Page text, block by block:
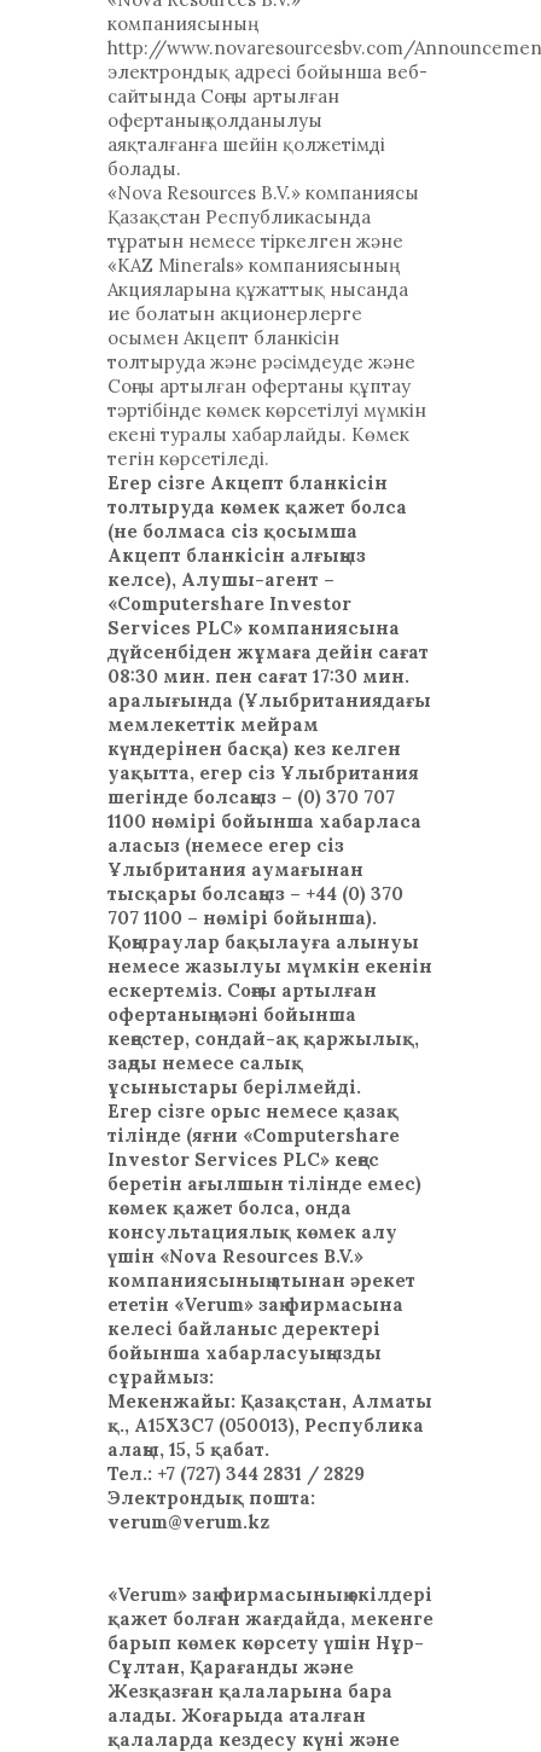
компаниясының
http://www.novaresourcesbv.com/
электрондық адресі бойынша веб-
сайтында Соңғы артылған
офертаның қолданылуы
аяқталғанға шейін қолжетімді
болады.
«Nova Resources B.V.» компаниясы
Қазақстан Республикасында
тұратын немесе тіркелген және
«KAZ Minerals» компаниясының
Акцияларына құжаттық нысанда
ие болатын акционерлерге
осымен Акцепт бланкісін
толтыруда және рәсімдеуде және
Соңғы артылған офертаны құптау
тәртібінде көмек көрсетілуі мүмкін
екені туралы хабарлайды. Көмек
тегін көрсетіледі.
Егер сізге Акцепт бланкісін
толтыруда көмек қажет болса
(не болмаса сіз қосымша
Акцепт бланкісін алғыңыз
келсе), Алушы-агент –
«Computershare Investor
Services PLC» компаниясына
дүйсенбіден жұмаға дейін сағат
08:30 мин. пен сағат 17:30 мин.
аралығында (Ұлыбританиядағы
мемлекеттік мейрам
күндерінен басқа) кез келген
уақытта, егер сіз Ұлыбритания
шегінде болсаңыз – (0) 370 707
1100 нөмірі бойынша хабарласа
аласыз (немесе егер сіз
Ұлыбритания аумағынан
тысқары болсаңыз – +44 (0) 370
707 1100 – нөмірі бойынша).
Қоңыраулар бақылауға алынуы
немесе жазылуы мүмкін екенін
ескертеміз. Соңғы артылған
офертаның мәні бойынша
кеңестер, сондай-ақ қаржылық,
заңды немесе салық
ұсыныстары берілмейді.
Егер сізге орыс немесе қазақ
тілінде (яғни «Computershare
Investor Services PLC» кеңес
беретін ағылшын тілінде емес)
көмек қажет болса, онда
консультациялық көмек алу
үшін «Nova Resources B.V.»
компаниясының атынан әрекет
ететін «Verum» заң фирмасына
келесі байланыс деректері
бойынша хабарласуыңызды
сұраймыз:
Мекенжайы: Қазақстан, Алматы
қ., A15X3C7 (050013), Республика
алаңы, 15, 5 қабат.
Тел.: +7 (727) 344 2831 / 2829
Электрондық пошта:
verum@verum.kz
«Verum» заң фирмасының өкілдері
қажет болған жағдайда, мекенге
барып көмек көрсету үшін Нұр-
Сұлтан, Қарағанды және
Жезқазған қалаларына бара
алады. Жоғарыда аталған
қалаларда кездесу күні және